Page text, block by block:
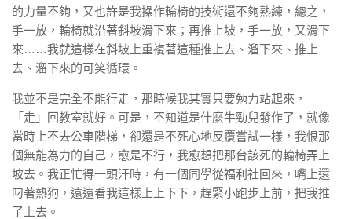
的力量不夠，又也許是我操作輪椅的技術還不夠熟練，總之，
手一放，輪椅就沿著斜坡滑下來；再推上坡，手一放，又滑下
來……我就這樣在斜坡上重複著這種推上去、溜下來、推上
去、溜下來的可笑循環。
我並不是完全不能行走，那時候我其實只要勉力站起來，
「走」回教室就好。可是，不知道是什麼牛勁兒發作了，就像
當時上不去公車階梯，卻還是不死心地反覆嘗試一樣，我恨那
個無能為力的自己，愈是不行，我愈想把那台該死的輪椅弄上
坡去。我正忙得一頭汗時，有一個同學從福利社回來，嘴上還
叼著熱狗，遠遠看我這樣上上下下，趕緊小跑步上前，把我推
了上去。